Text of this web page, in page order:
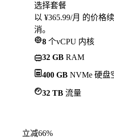
选择套餐
以 ¥365.99/月 的价格
消。
8 个vCPU 内核
32 GB RAM
400 GB NVMe 硬盘
32 TB 流量
立减66%